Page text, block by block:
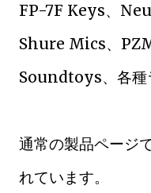
FP-7F Keys、
Shure Mics、
Soundtoys、各種
通常の製品ページ
れています。